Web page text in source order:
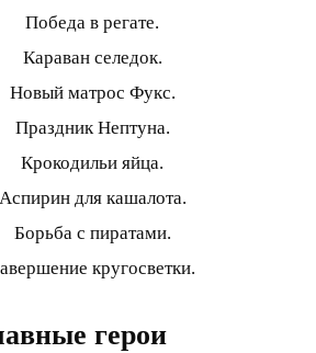
Победа в регате.
Караван селедок.
Новый матрос Фукс.
Праздник Нептуна.
Крокодильи яйца.
Аспирин для кашалота.
Борьба с пиратами.
кругосветки.
герои